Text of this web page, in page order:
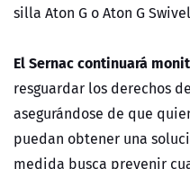
silla Aton G o Aton G
El Sernac continuará
resguardar los derechos
asegurándose de que
puedan obtener una
medida busca prevenir